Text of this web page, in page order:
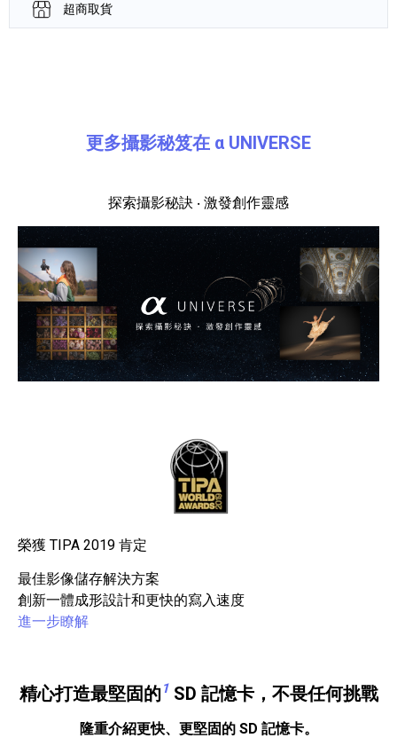
超商取貨
更多攝影秘笈在 α UNIVERSE
探索攝影秘訣 ‧ 激發創作靈感
榮獲 TIPA 2019 肯定
最佳影像儲存解決方案
創新一體成形設計和更快的寫入速度
進一步瞭解
精心打造最堅固的1 SD 記憶卡，不畏任何挑戰
隆重介紹更快、更堅固的 SD 記憶卡。